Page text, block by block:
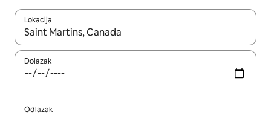
Lokacija
Kada budu dostupni rezultati, moći ćete ih pregledati
Dolazak
Odlazak